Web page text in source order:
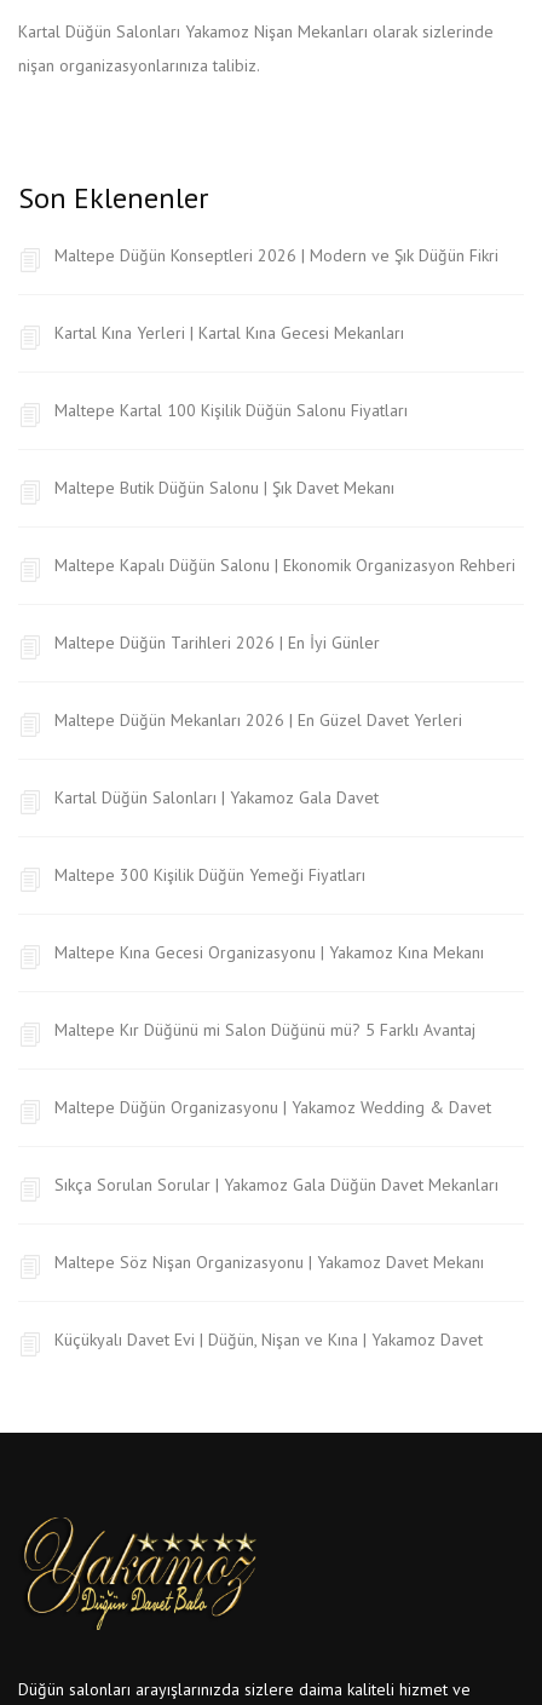
Kartal Düğün Salonları Yakamoz Nişan Mekanları olarak sizlerinde
nişan organizasyonlarınıza talibiz.
Son Eklenenler
Maltepe Düğün Konseptleri 2026 | Modern ve Şık Düğün Fikri
Kartal Kına Yerleri | Kartal Kına Gecesi Mekanları
Maltepe Kartal 100 Kişilik Düğün Salonu Fiyatları
Maltepe Butik Düğün Salonu | Şık Davet Mekanı
Maltepe Kapalı Düğün Salonu | Ekonomik Organizasyon Rehberi
Maltepe Düğün Tarihleri 2026 | En İyi Günler
Maltepe Düğün Mekanları 2026 | En Güzel Davet Yerleri
Kartal Düğün Salonları | Yakamoz Gala Davet
Maltepe 300 Kişilik Düğün Yemeği Fiyatları
Maltepe Kına Gecesi Organizasyonu | Yakamoz Kına Mekanı
Maltepe Kır Düğünü mi Salon Düğünü mü? 5 Farklı Avantaj
Maltepe Düğün Organizasyonu | Yakamoz Wedding & Davet
Sıkça Sorulan Sorular | Yakamoz Gala Düğün Davet Mekanları
Maltepe Söz Nişan Organizasyonu | Yakamoz Davet Mekanı
Küçükyalı Davet Evi | Düğün, Nişan ve Kına | Yakamoz Davet
Düğün salonları arayışlarınızda sizlere daima kaliteli hizmet ve